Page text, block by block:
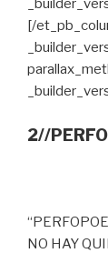
[/
2//
NO HAY